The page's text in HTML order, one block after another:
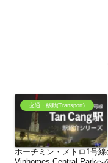
交通・移動(Transport)
ホーチミン・メトロ1号